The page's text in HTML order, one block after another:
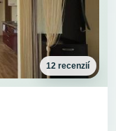
12 recenzií